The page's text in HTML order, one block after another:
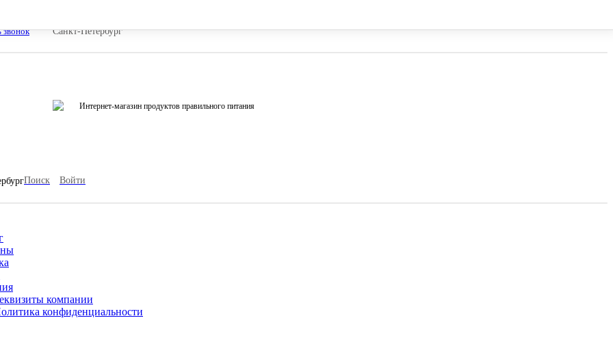
звонок Санкт-Петербург
Интернет-магазин продуктов правильного питания
Поиск Войти
компании
конфиденциальности